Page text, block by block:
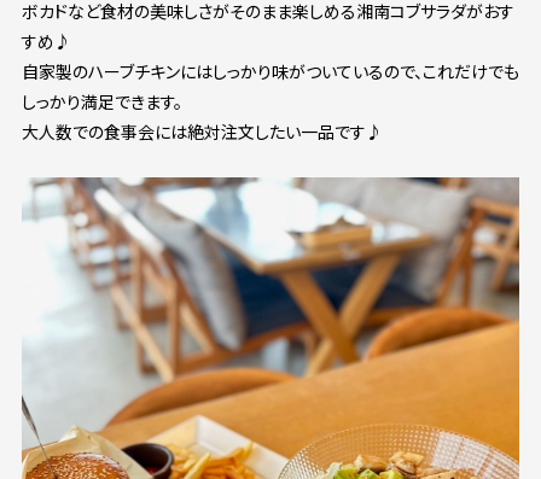
ボカドなど食材の美味しさがそのまま楽しめる湘南コブサラダがおす
すめ♪
自家製のハーブチキンにはしっかり味がついているので、これだけでも
しっかり満足できます。
大人数での食事会には絶対注文したい一品です♪